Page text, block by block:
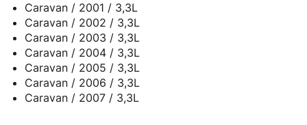
Caravan / 2001 / 3,3L
Caravan / 2002 / 3,3L
Caravan / 2003 / 3,3L
Caravan / 2004 / 3,3L
Caravan / 2005 / 3,3L
Caravan / 2006 / 3,3L
Caravan / 2007 / 3,3L